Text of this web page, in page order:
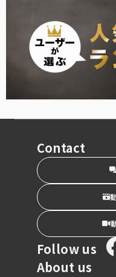
Contact
Follow us
About us